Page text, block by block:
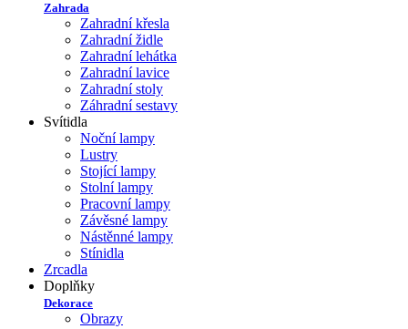
Zahrada
Zahradní křesla
Zahradní židle
Zahradní lehátka
Zahradní lavice
Zahradní stoly
Záhradní sestavy
Svítidla
Noční lampy
Lustry
Stojící lampy
Stolní lampy
Pracovní lampy
Závěsné lampy
Nástěnné lampy
Stínidla
Zrcadla
Doplňky
Dekorace
Obrazy